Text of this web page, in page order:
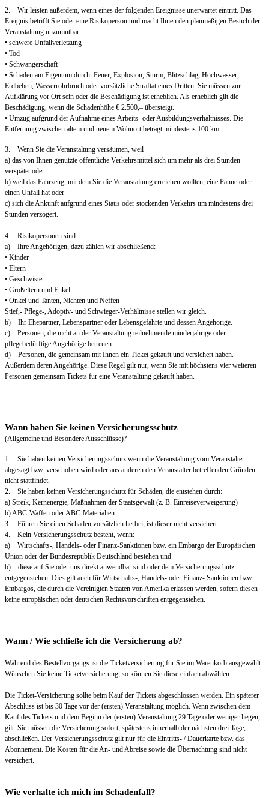
2. Wir leisten außerdem, wenn eines der folgenden Ereignisse unerwartet eintritt. Das
Ereignis betrifft Sie oder eine Risikoperson und macht Ihnen den planmäßigen Besuch der
Veranstaltung unzumutbar:
• schwere Unfallverletzung
• Tod
• Schwangerschaft
• Schaden am Eigentum durch: Feuer, Explosion, Sturm, Blitzschlag, Hochwasser,
Erdbeben, Wasserrohrbruch oder vorsätzliche Straftat eines Dritten. Sie müssen zur
Aufklärung vor Ort sein oder die Beschädigung ist erheblich. Als erheblich gilt die
Beschädigung, wenn die Schadenhöhe € 2.500,– übersteigt.
• Umzug aufgrund der Aufnahme eines Arbeits- oder Ausbildungsverhältnisses. Die
Entfernung zwischen altem und neuem Wohnort beträgt mindestens 100 km.
3. Wenn Sie die Veranstaltung versäumen, weil
a) das von Ihnen genutzte öffentliche Verkehrsmittel sich um mehr als drei Stunden
verspätet oder
b) weil das Fahrzeug, mit dem Sie die Veranstaltung erreichen wollten, eine Panne oder
einen Unfall hat oder
c) sich die Ankunft aufgrund eines Staus oder stockenden Verkehrs um mindestens drei
Stunden verzögert.
4. Risikopersonen sind
a) Ihre Angehörigen, dazu zählen wir abschließend:
• Kinder
• Eltern
• Geschwister
• Großeltern und Enkel
• Onkel und Tanten, Nichten und Neffen
Stief,- Pflege-, Adoptiv- und Schwieger-Verhältnisse stellen wir gleich.
b) Ihr Ehepartner, Lebenspartner oder Lebensgefährte und dessen Angehörige.
c) Personen, die nicht an der Veranstaltung teilnehmende minderjährige oder
pflegebedürftige Angehörige betreuen.
d) Personen, die gemeinsam mit Ihnen ein Ticket gekauft und versichert haben.
Außerdem deren Angehörige. Diese Regel gilt nur, wenn Sie mit höchstens vier weiteren
Personen gemeinsam Tickets für eine Veranstaltung gekauft haben.
Wann haben Sie keinen Versicherungsschutz
(Allgemeine und Besondere Ausschlüsse)?
1. Sie haben keinen Versicherungsschutz wenn die Veranstaltung vom Veranstalter
abgesagt bzw. verschoben wird oder aus anderen den Veranstalter betreffenden Gründen
nicht stattfindet.
2. Sie haben keinen Versicherungsschutz für Schäden, die entstehen durch:
a) Streik, Kernenergie, Maßnahmen der Staatsgewalt (z. B. Einreiseverweigerung)
b) ABC-Waffen oder ABC-Materialien.
3. Führen Sie einen Schaden vorsätzlich herbei, ist dieser nicht versichert.
4. Kein Versicherungsschutz besteht, wenn:
a) Wirtschafts-, Handels- oder Finanz-Sanktionen bzw. ein Embargo der Europäischen
Union oder der Bundesrepublik Deutschland bestehen und
b) diese auf Sie oder uns direkt anwendbar sind oder dem Versicherungsschutz
entgegenstehen. Dies gilt auch für Wirtschafts-, Handels- oder Finanz- Sanktionen bzw.
Embargos, die durch die Vereinigten Staaten von Amerika erlassen werden, sofern diesen
keine europäischen oder deutschen Rechtsvorschriften entgegenstehen.
Wann / Wie schließe ich die Versicherung ab?
Während des Bestellvorgangs ist die Ticketversicherung für Sie im Warenkorb ausgewählt.
Wünschen Sie keine Ticketversicherung, so können Sie diese einfach abwählen.
Die Ticket-Versicherung sollte beim Kauf der Tickets abgeschlossen werden. Ein späterer
Abschluss ist bis 30 Tage vor der (ersten) Veranstaltung möglich. Wenn zwischen dem
Kauf des Tickets und dem Beginn der (ersten) Veranstaltung 29 Tage oder weniger liegen,
gilt: Sie müssen die Versicherung sofort, spätestens innerhalb der nächsten drei Tage,
abschließen. Der Versicherungsschutz gilt nur für die Eintritts- / Dauerkarte bzw. das
Abonnement. Die Kosten für die An- und Abreise sowie die Übernachtung sind nicht
versichert.
Wie verhalte ich mich im Schadenfall?